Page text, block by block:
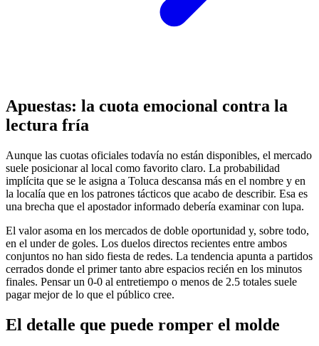
Apuestas: la cuota emocional contra la
lectura fría
Aunque las cuotas oficiales todavía no están disponibles, el mercado
suele posicionar al local como favorito claro. La probabilidad
implícita que se le asigna a Toluca descansa más en el nombre y en
la localía que en los patrones tácticos que acabo de describir. Esa es
una brecha que el apostador informado debería examinar con lupa.
El valor asoma en los mercados de doble oportunidad y, sobre todo,
en el under de goles. Los duelos directos recientes entre ambos
conjuntos no han sido fiesta de redes. La tendencia apunta a partidos
cerrados donde el primer tanto abre espacios recién en los minutos
finales. Pensar un 0-0 al entretiempo o menos de 2.5 totales suele
pagar mejor de lo que el público cree.
El detalle que puede romper el molde